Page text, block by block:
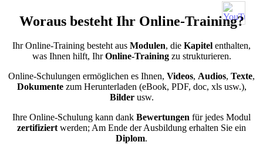
Woraus besteht Ihr Online-Training?
Ihr Online-Training besteht aus Modulen, die Kapitel enthalten,
was Ihnen hilft, IhrOnline-Trainingzu strukturieren.
Online-Schulungen ermöglichen es Ihnen, Videos, Audios, Texte,
Dokumentezum Herunterladen (eBook, PDF, doc, xls usw.),
Bilderusw.
Ihre Online-Schulung kann dank Bewertungen für jedes Modul
zertifiziertwerden; Am Ende der Ausbildung erhalten Sie ein
Diplom.